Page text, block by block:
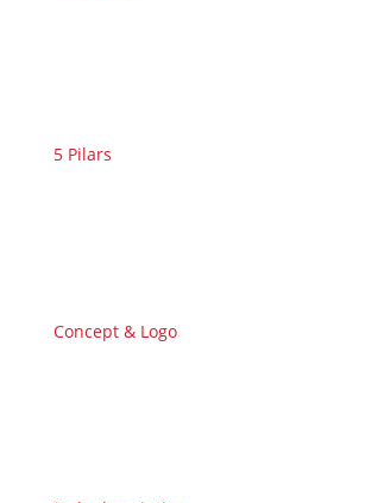
5 Pilars
Concept & Logo